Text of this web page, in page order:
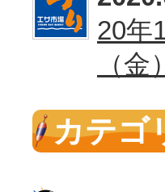
20年
（
カテゴ